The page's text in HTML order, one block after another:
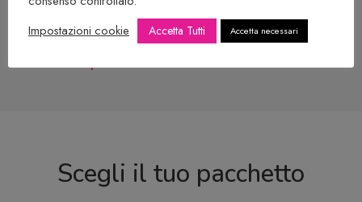
l’appuntamento di Videocall e per la
prosecuzione dell’iter da te
Scegli il tuo pacchetto
Impostazioni cookie
Accetta Tutti Accetta necessari